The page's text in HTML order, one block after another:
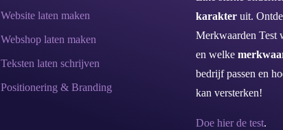
Website laten maken
Webshop laten maken
Teksten laten schrijven
Positionering & Branding
karakteruit.
Merkwaarden Test
en welke
bedrijf passen en
kan versterken!
Doe hier de test.